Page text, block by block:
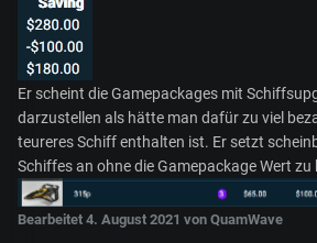
Er scheint die Gamepackages mit
darzustellen als hätte man dafür zu viel
teureres Schiff enthalten ist. Er setzt
Schiffes an ohne die Gamepackage Wert
Bearbeitet 4. August 2021 von QuamWave